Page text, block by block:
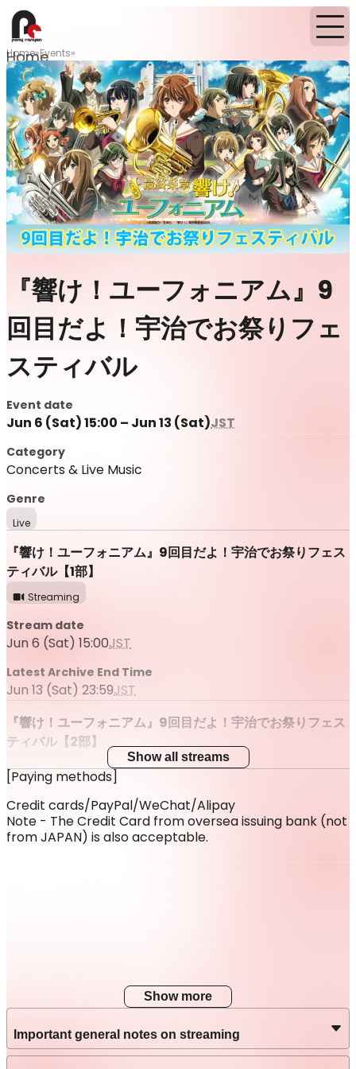
Home
Home Events
『響け！ユーフォニアム』9
回目だよ！宇治でお祭りフェ
スティバル
Event date
Jun 6 (Sat) 15:00 – Jun 13 (Sat)JST
Category
Concerts & Live Music
Genre
Live
『響け！ユーフォニアム』9回目だよ！宇治でお祭りフェス
ティバル【1部】
Streaming
Stream date
Jun 6 (Sat) 15:00JST
Latest Archive End Time
Jun 13 (Sat) 23:59JST
『響け！ユーフォニアム』9回目だよ！宇治でお祭りフェス
ティバル【2部】
Streaming
Jun 6 (Sat) 18:00JST
Latest Archive End Time
Show all streams
[Paying methods]
Credit cards/PayPal/WeChat/Alipay
Note - The Credit Card from oversea issuing bank (not
from JAPAN) is also acceptable.
Show more
Important general notes on streaming